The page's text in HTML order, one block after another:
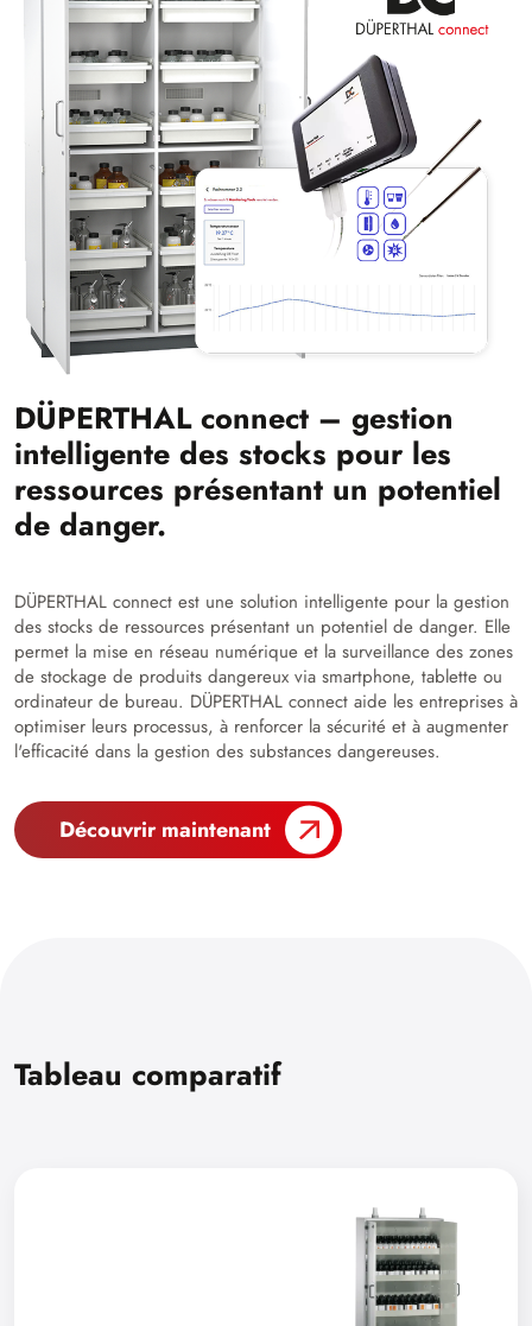
DÜPERTHAL connect – gestion
intelligente des stocks pour les
ressources présentant un potentiel
de danger.
DÜPERTHAL connect est une solution intelligente pour la gestion
des stocks de ressources présentant un potentiel de danger. Elle
permet la mise en réseau numérique et la surveillance des zones
de stockage de produits dangereux via smartphone, tablette ou
ordinateur de bureau. DÜPERTHAL connect aide les entreprises à
optimiser leurs processus, à renforcer la sécurité et à augmenter
l'efficacité dans la gestion des substances dangereuses.
Découvrir maintenant
Tableau comparatif